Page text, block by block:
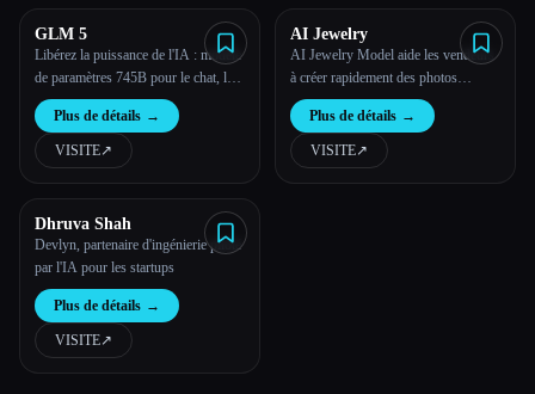
GLM 5
Libérez la puissance de l'IA : modèle
de paramètres 745B pour le chat, le
code et la créativité
Plus de détails →
VISITE↗︎
AI Jewelry
AI Jewelry Model aide les vendeurs
à créer rapidement des photos
réalistes
Plus de détails →
VISITE↗︎
Dhruva Shah
Devlyn, partenaire d'ingénierie piloté
par l'IA pour les startups
Plus de détails →
VISITE↗︎